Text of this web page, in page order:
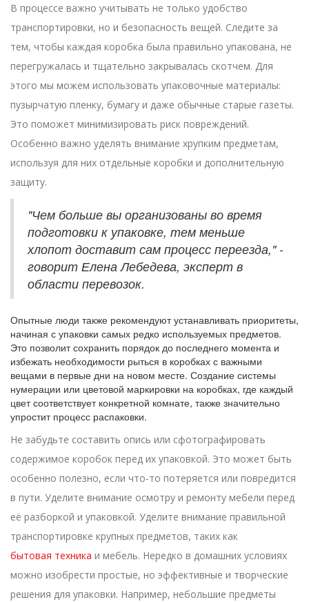
В процессе важно учитывать не только удобство
транспортировки, но и безопасность вещей. Следите за
тем, чтобы каждая коробка была правильно упакована, не
перегружалась и тщательно закрывалась скотчем. Для
этого мы можем использовать упаковочные материалы:
пузырчатую пленку, бумагу и даже обычные старые газеты.
Это поможет минимизировать риск повреждений.
Особенно важно уделять внимание хрупким предметам,
используя для них отдельные коробки и дополнительную
защиту.
"Чем больше вы организованы во время
подготовки к упаковке, тем меньше
хлопот доставит сам процесс переезда," -
говорит Елена Лебедева, эксперт в
области перевозок.
Опытные люди также рекомендуют устанавливать приоритеты,
начиная с упаковки самых редко используемых предметов.
Это позволит сохранить порядок до последнего момента и
избежать необходимости рыться в коробках с важными
вещами в первые дни на новом месте. Создание системы
нумерации или цветовой маркировки на коробках, где каждый
цвет соответствует конкретной комнате, также значительно
упростит процесс распаковки.
Не забудьте составить опись или сфотографировать
содержимое коробок перед их упаковкой. Это может быть
особенно полезно, если что-то потеряется или повредится
в пути. Уделите внимание осмотру и ремонту мебели перед
её разборкой и упаковкой. Уделите внимание правильной
транспортировке крупных предметов, таких как
бытовая техника и мебель. Нередко в домашних условиях
можно изобрести простые, но эффективные и творческие
решения для упаковки. Например, небольшие предметы